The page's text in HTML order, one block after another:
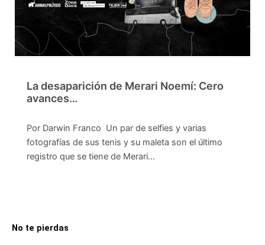
La desaparición de Merari Noemí: Cero
avances…
Por Darwin Franco Un par de selfies y varias
fotografías de sus tenis y su maleta son el último
registro que se tiene de Merari…
No te pierdas